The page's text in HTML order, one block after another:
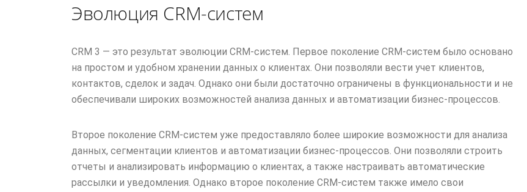
Эволюция CRM-систем
CRМ 3 — это результат эволюции CRM-систем. Первое поколение CRM-систем было основано
на простом и удобном хранении данных о клиентах. Они позволяли вести учет клиентов,
контактов, сделок и задач. Однако они были достаточно ограничены в функциональности и не
обеспечивали широких возможностей анализа данных и автоматизации бизнес-процессов.
Второе поколение CRM-систем уже предоставляло более широкие возможности для анализа
данных, сегментации клиентов и автоматизации бизнес-процессов. Они позволяли строить
отчеты и анализировать информацию о клиентах, а также настраивать автоматические
рассылки и уведомления. Однако второе поколение CRM-систем также имело свои